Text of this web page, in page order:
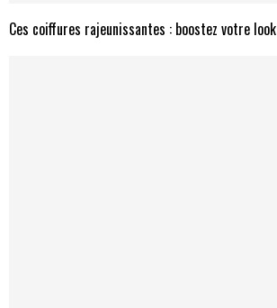
Ces coiffures rajeunissantes : boostez votre look